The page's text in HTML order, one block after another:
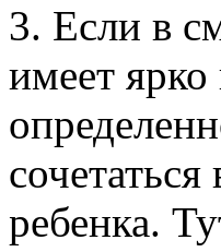
3. Если в
имеет
ребенка.